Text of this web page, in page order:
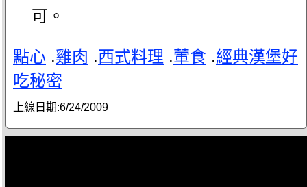
可。
點心 .雞肉 .西式料理 .葷食 .經典漢堡好
吃秘密
上線日期:6/24/2009